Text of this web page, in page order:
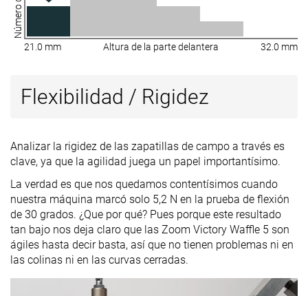
21.0 mm Altura de la parte delantera 32.0 mm
Flexibilidad / Rigidez
Analizar la rigidez de las zapatillas de campo a través es
clave, ya que la agilidad juega un papel importantísimo.
La verdad es que nos quedamos contentísimos cuando
nuestra máquina marcó solo 5,2 N en la prueba de flexión
de 30 grados. ¿Que por qué? Pues porque este resultado
tan bajo nos deja claro que las Zoom Victory Waffle 5 son
ágiles hasta decir basta, así que no tienen problemas ni en
las colinas ni en las curvas cerradas.